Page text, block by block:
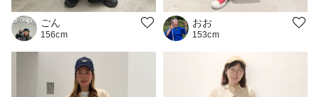
ごん
156cm
おお
153cm